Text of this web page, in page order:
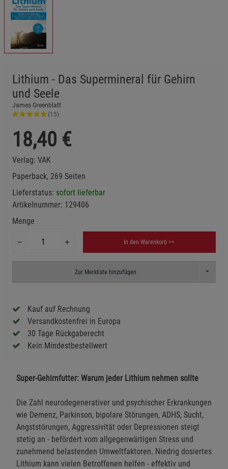
Lithium - Das Supermineral für Gehirn
und Seele
James Greenblatt
(15)
18,40 €
Verlag: VAK
Paperback, 269 Seiten
Lieferstatus: sofort lieferbar
Artikelnummer: 129406
Menge
In den Warenkorb >>
Zur Merkliste hinzufügen Toggle
Kauf auf Rechnung
Versandkostenfrei in Europa
30 Tage Rückgaberecht
Kein Mindestbestellwert
Super-Gehirnfutter: Warum jeder Lithium nehmen sollte
Die Zahl neurodegenerativer und psychischer Erkrankungen
wie Demenz, Parkinson, bipolare Störungen, ADHS, Sucht,
Angststörungen, Aggressivität oder Depressionen steigt
stetig an - befördert vom allgegenwärtigen Stress und
zunehmend belastenden Umweltfaktoren. Niedrig dosiertes
Lithium kann vielen Betroffenen helfen - effektiv und